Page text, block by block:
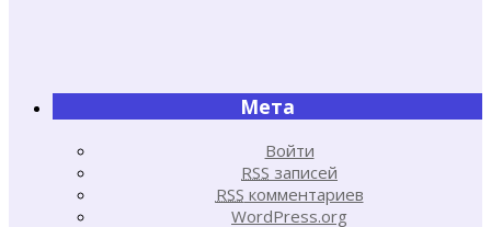
Мета
Войти
RSS записей
RSS комментариев
WordPress.org